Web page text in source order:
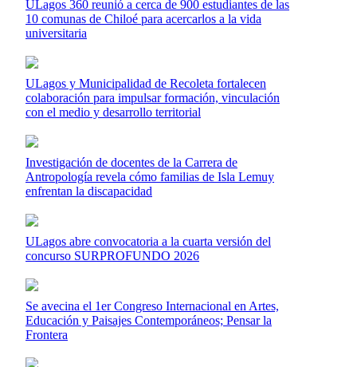
ULagos 360 reunió a cerca de 900 estudiantes de las
10 comunas de Chiloé para acercarlos a la vida
universitaria
ULagos y Municipalidad de Recoleta fortalecen
colaboración para impulsar formación, vinculación
con el medio y desarrollo territorial
Investigación de docentes de la Carrera de
Antropología revela cómo familias de Isla Lemuy
enfrentan la discapacidad
ULagos abre convocatoria a la cuarta versión del
concurso SURPROFUNDO 2026
Se avecina el 1er Congreso Internacional en Artes,
Educación y Paisajes Contemporáneos; Pensar la
Frontera